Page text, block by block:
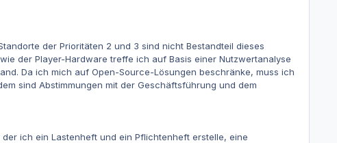
der Prioritäten 2 und 3 sind nicht Bestandteil dieses
der Player-Hardware treffe ich auf Basis einer Nutzwertanalyse
Da ich mich auf Open-Source-Lösungen beschränke, muss ich
sind Abstimmungen mit der Geschäftsführung und dem
ich ein Lastenheft und ein Pflichtenheft erstelle, eine